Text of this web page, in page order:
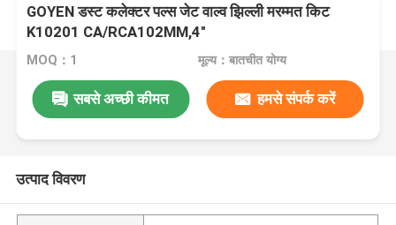
GOYEN डस्ट कलेक्टर पल्स जेट वाल्व झिल्ली मरम्मत किट
K10201 CA/RCA102MM,4"
MOQ：1 मूल्य：बातचीत योग्य
सबसे अच्छी कीमत हमसे संपर्क करें
उत्पाद विवरण